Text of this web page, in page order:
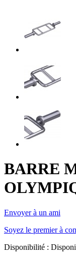
BARRE
Envoyer à un ami
Soyez le premier à
Disponibilité :